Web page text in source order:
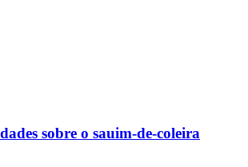
sobre o sauim-de-coleira